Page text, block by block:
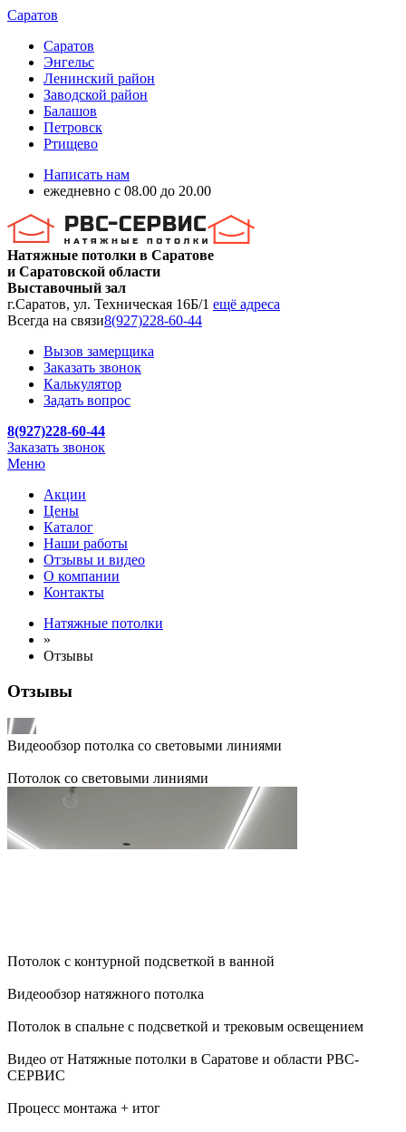
Саратов
Саратов
Энгельс
Ленинский район
Заводской район
Балашов
Петровск
Ртищево
Написать нам
ежедневно с 08.00 до 20.00
Натяжные потолки в Саратове
и Саратовской области
Выставочный зал
г.Саратов, ул. Техническая 16Б/1 ещё адреса
Всегда на связи8(927)228-60-44
Вызов замерщика
Заказать звонок
Калькулятор
Задать вопрос
8(927)228-60-44
Заказать звонок
Меню
Акции
Цены
Каталог
Наши работы
Отзывы и видео
О компании
Контакты
Натяжные потолки
»
Отзывы
Отзывы
Видеообзор потолка со световыми линиями
Потолок со световыми линиями
Потолок с контурной подсветкой в ванной
Видеообзор натяжного потолка
Потолок в спальне с подсветкой и трековым освещением
Видео от Натяжные потолки в Саратове и области РВС-
СЕРВИС
Процесс монтажа + итог